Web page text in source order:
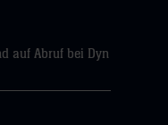
auf Abruf bei Dyn